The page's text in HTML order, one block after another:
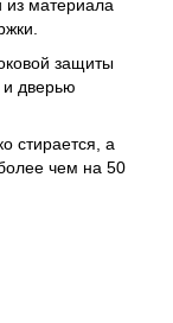
из материала
защиты
дверью
стирается, а
чем на 50